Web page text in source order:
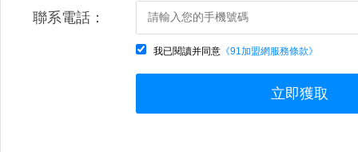
聯系電話：
我已閱讀并同意 《91加盟網服務條款》
立即獲取